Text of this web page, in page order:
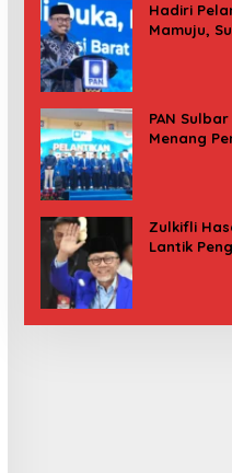
Hadiri
Mamuju,
PAN
Menang
Zulkifli
Lantik